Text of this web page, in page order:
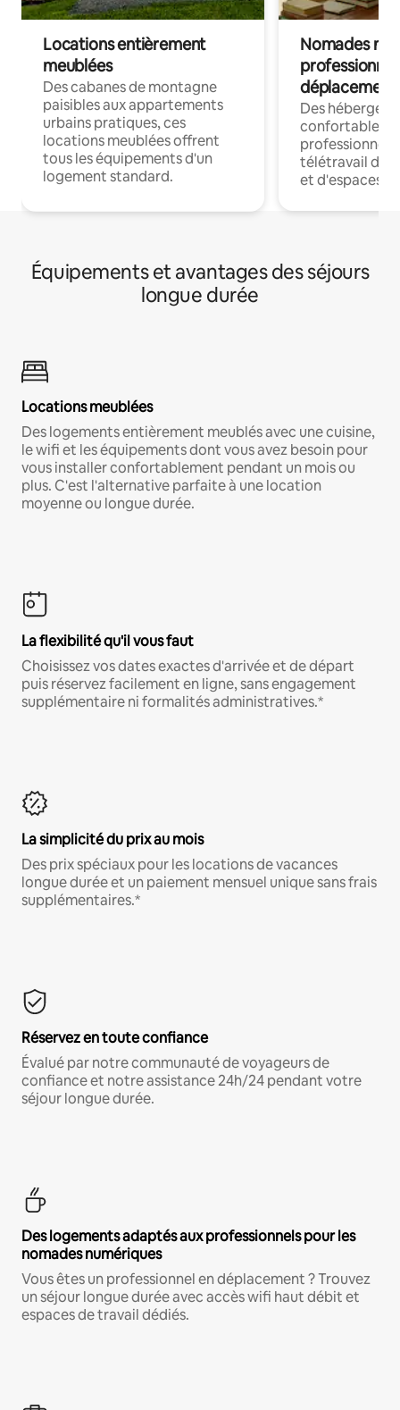
Locations entièrement
meublées
Des cabanes de montagne
paisibles aux appartements
urbains pratiques, ces
locations meublées offrent
tous les équipements d'un
logement standard.
Nomades
déplacement
Des
confortables
professionnels
télétravail
et d'espaces
Équipements et avantages des séjours
longue durée
Locations meublées
Des logements entièrement meublés avec une cuisine,
le wifi et les équipements dont vous avez besoin pour
vous installer confortablement pendant un mois ou
plus. C'est l'alternative parfaite à une location
moyenne ou longue durée.
La flexibilité qu'il vous faut
Choisissez vos dates exactes d'arrivée et de départ
puis réservez facilement en ligne, sans engagement
supplémentaire ni formalités administratives.*
La simplicité du prix au mois
Des prix spéciaux pour les locations de vacances
longue durée et un paiement mensuel unique sans frais
supplémentaires.*
Réservez en toute confiance
Évalué par notre communauté de voyageurs de
confiance et notre assistance 24h/24 pendant votre
séjour longue durée.
Des logements adaptés aux professionnels pour les
nomades numériques
Vous êtes un professionnel en déplacement ? Trouvez
un séjour longue durée avec accès wifi haut débit et
espaces de travail dédiés.